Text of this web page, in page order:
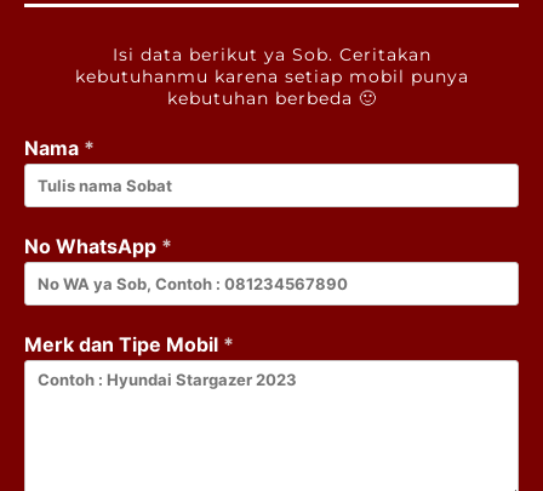
Isi data berikut ya Sob. Ceritakan
kebutuhanmu karena setiap mobil punya
kebutuhan berbeda 🙂
Nama *
No WhatsApp *
Merk dan Tipe Mobil *